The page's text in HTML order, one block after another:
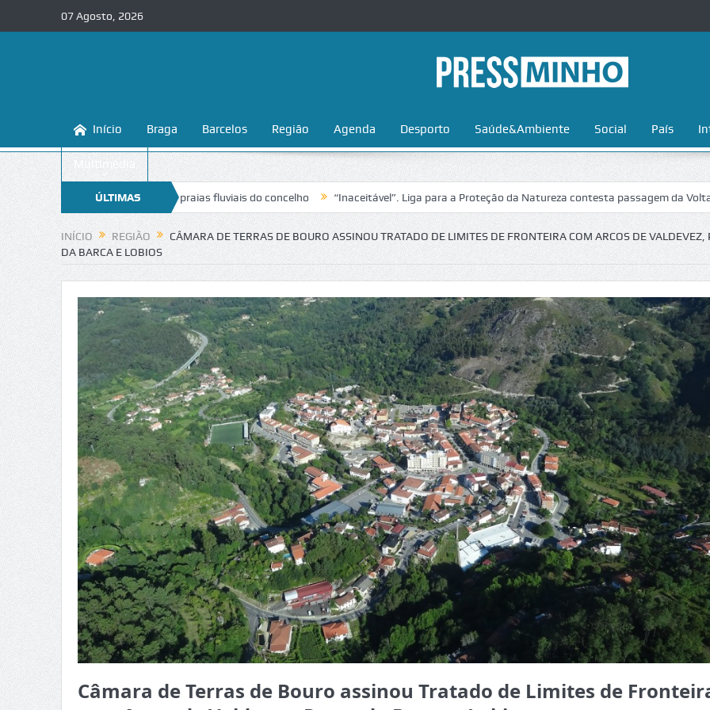
07 Agosto, 2026
Início Braga Barcelos Região Agenda Desporto Saúde&Ambiente Social País
Multimédia
ÚLTIMAS
NOTÍCIAS
a conhecer e proteger as praias fluviais do concelho “Inaceitável”. Liga para a Proteção da Natureza contesta passagem da Volta a
INÍCIO REGIÃO
CÂMARA DE TERRAS DE BOURO ASSINOU TRATADO DE LIMITES DE FRONTEIRA COM ARCOS DE VALDEVEZ,
DA BARCA E LOBIOS
Câmara de Terras de Bouro assinou Tratado de Limites de